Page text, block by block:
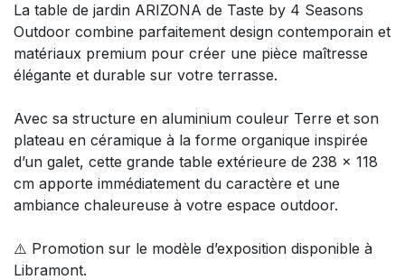
La table de jardin ARIZONA de Taste by 4 Seasons
Outdoor combine parfaitement design contemporain et
matériaux premium pour créer une pièce maîtresse
élégante et durable sur votre terrasse.
Avec sa structure en aluminium couleur Terre et son
plateau en céramique à la forme organique inspirée
d’un galet, cette grande table extérieure de 238 x 118
cm apporte immédiatement du caractère et une
ambiance chaleureuse à votre espace outdoor.
⚠️ Promotion sur le modèle d’exposition disponible à
Libramont.